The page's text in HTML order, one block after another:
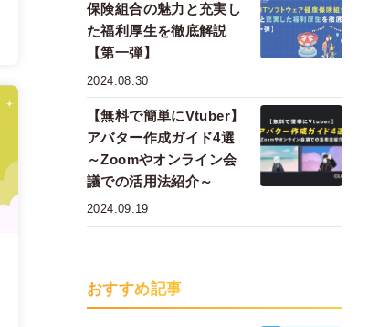
保険組合の魅力と充実し
た福利厚生を徹底解説
【第一弾】
2024.08.30
【無料で簡単にVtuber】
アバター作成ガイド4選
～Zoomやオンライン会
議での活用法紹介～
2024.09.19
おすすめ記事